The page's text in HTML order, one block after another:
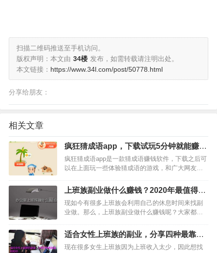
扫描二维码推送至手机访问。
版权声明：本文由 34楼 发布，如需转载请注明出处。
本文链接： https://www.34l.com/post/50778.html
分享给朋友：
相关文章
疯狂猜成语app，下载试玩5分钟就能赚3
元钱
疯狂猜成语app是一款猜成语赚钱软件，下载之后可
以在上面玩一些体验猜成语的游戏，和广大网友一
的同时，又能赚钱，这对于谁来说，都是挺不错的
吧？这款软件我也下载玩了5分钟左右，已经轻松赚
到3元了。如下…
上班族副业做什么赚钱？2020年最值得做
的靠谱副业推荐
现如今有很多上班族会利用自己的休息时间来找副
业做。那么，上班族副业做什么赚钱呢？大家都知
弯路，今天小编就跟大家分享几种2020年最值得做
的靠谱副业，还没有了解的朋友，赶紧看下吧。…
适合女性上班族的副业，分享四种最靠谱
的给你
现在很多女生上班族因为上班收入太少，因此想找